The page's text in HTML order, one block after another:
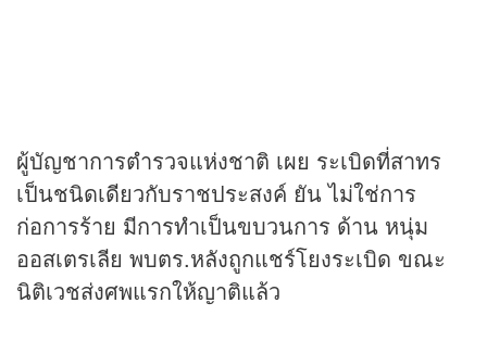
ผู้บัญชาการตำรวจแห่งชาติ เผย ระเบิดที่สาทร
เป็นชนิดเดียวกับราชประสงค์ ยัน ไม่ใช่การ
ก่อการร้าย มีการทำเป็นขบวนการ ด้าน หนุ่ม
ออสเตรเลีย พบตร.หลังถูกแชร์โยงระเบิด ขณะ
นิติเวชส่งศพแรกให้ญาติแล้ว